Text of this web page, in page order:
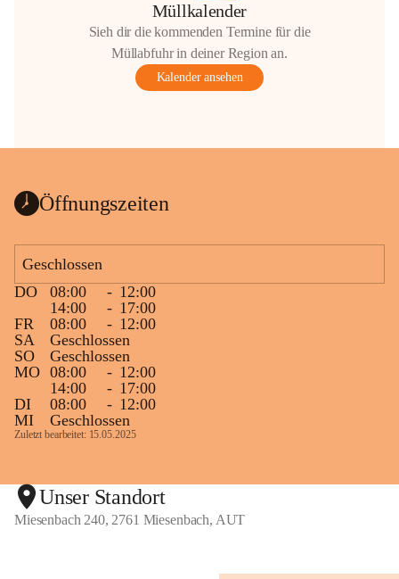
Müllkalender
Sieh dir die kommenden Termine für die
Müllabfuhr in deiner Region an.
Kalender ansehen
Öffnungszeiten
Geschlossen
DO
08:00 - 12:00
14:00
- 17:00
FR
08:00 - 12:00
SA
Geschlossen
SO
Geschlossen
MO 08:00 - 12:00
14:00
- 17:00
DI
08:00 - 12:00
MI
Geschlossen
Zuletzt bearbeitet: 15.05.2025
Unser Standort
Miesenbach 240, 2761 Miesenbach, AUT